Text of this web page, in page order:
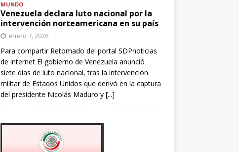
MUNDO
Venezuela declara luto nacional por la
intervención norteamericana en su país
enero 7, 2026
Para compartir Retomado del portal SDPnoticias
de internet El gobierno de Venezuela anunció
siete días de luto nacional, tras la intervención
militar de Estados Unidos que derivó en la captura
del presidente Nicolás Maduro y [...]